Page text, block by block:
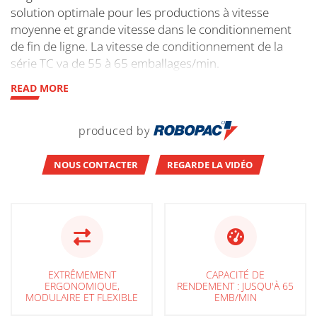
solution optimale pour les productions à vitesse
moyenne et grande vitesse dans le conditionnement
de fin de ligne. La vitesse de conditionnement de la
série TC va de 55 à 65 emballages/min.
READ MORE
produced by
NOUS CONTACTER REGARDE LA VIDÉO
EXTRÊMEMENT
ERGONOMIQUE,
MODULAIRE ET FLEXIBLE
CAPACITÉ DE
RENDEMENT : JUSQU'À 65
EMB/MIN